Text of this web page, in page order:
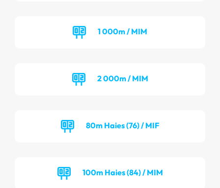
1 000m / MIM
2 000m / MIM
80m Haies (76) / MIF
100m Haies (84) / MIM